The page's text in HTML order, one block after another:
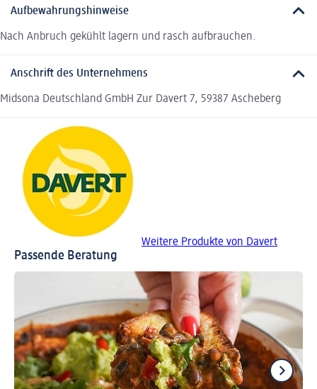
Aufbewahrungshinweise
Nach Anbruch gekühlt lagern und rasch aufbrauchen.
Anschrift des Unternehmens
Midsona Deutschland GmbH Zur Davert 7, 59387 Ascheberg
Weitere Produkte von Davert
Passende Beratung